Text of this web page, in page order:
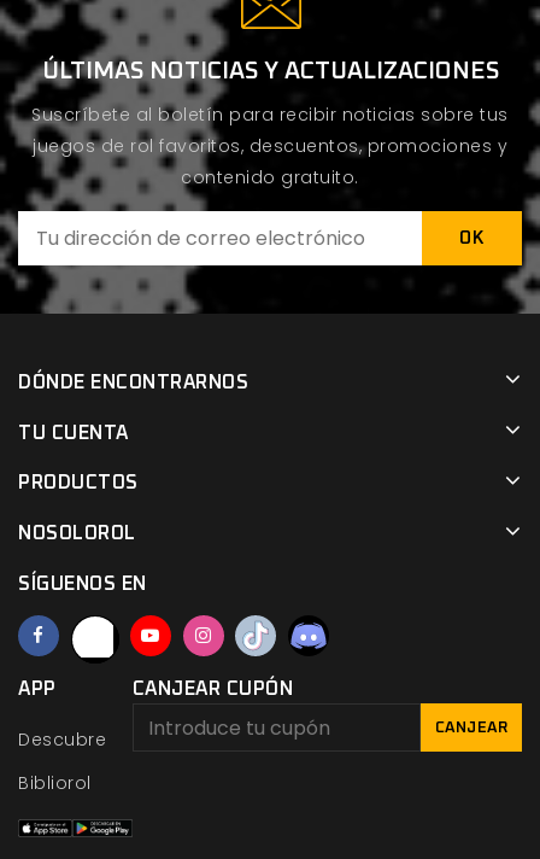
ÚLTIMAS NOTICIAS Y ACTUALIZACIONES
Suscríbete al boletín para recibir noticias sobre tus
juegos de rol favoritos, descuentos, promociones y
contenido gratuito.
DÓNDE ENCONTRARNOS
TU CUENTA
PRODUCTOS
NOSOLOROL
SÍGUENOS EN
APP
Descubre
Bibliorol
CANJEAR CUPÓN
CANJEAR